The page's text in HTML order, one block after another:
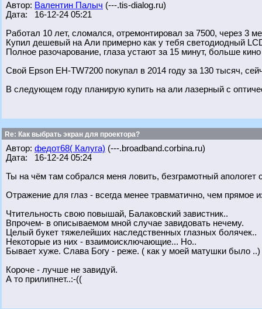
Автор: Валентин Палыч (---.tis-dialog.ru)
Дата: 16-12-24 05:21
Работал 10 лет, сломался, отремонтировал за 7500, через 3
Купил дешевый на Али примерно как у тебя светодиодный
Полное разочарование, глаза устают за 15 минут, больше
Свой Epson EH-TW7200 покупал в 2014 году за 130 тысяч,
В следующем году планирую купить на али лазерный с
Re: Как выбрать экран для проектора?
Автор: федот68( Калуга) (---.broadband.corbina.ru)
Дата: 16-12-24 05:24
Ты на чём там собрался меня ловить, безграмотный апологет
Отражение для глаз - всегда менее травматично, чем прямое
Чтительность свою повышай, Балаковский завистник..
Впрочем- в описываемом мной случае завидовать нечему.
Целый букет тяжелейших наследственных глазных болячек..
Некоторые из них - взаимоисключающие... Но..
Бывает хуже. Слава Богу - реже. ( как у моей матушки было ..)
Короче - лучше не завидуй.
А то прилипнет..:-((